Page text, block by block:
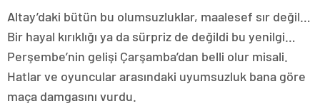
Altay’daki bütün bu olumsuzluklar, maalesef sır değil…
Bir hayal kırıklığı ya da sürpriz de değildi bu yenilgi…
Perşembe’nin gelişi Çarşamba’dan belli olur misali.
Hatlar ve oyuncular arasındaki uyumsuzluk bana göre
maça damgasını vurdu.